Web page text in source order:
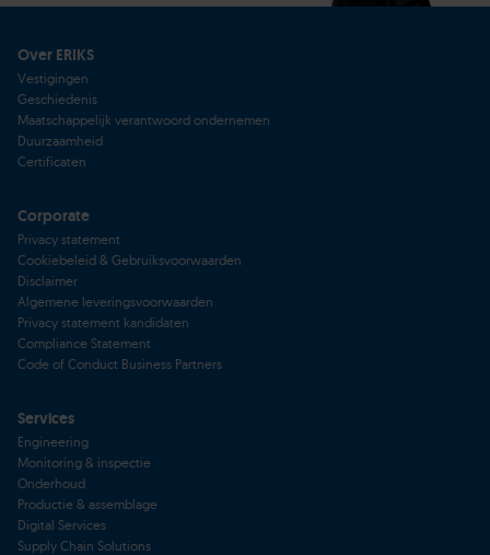
Over ERIKS
Vestigingen
Geschiedenis
Maatschappelijk verantwoord ondernemen
Duurzaamheid
Certificaten
Corporate
Privacy statement
Cookiebeleid & Gebruiksvoorwaarden
Disclaimer
Algemene leveringsvoorwaarden
Privacy statement kandidaten
Compliance Statement
Code of Conduct Business Partners
Services
Engineering
Monitoring & inspectie
Onderhoud
Productie & assemblage
Digital Services
Supply Chain Solutions